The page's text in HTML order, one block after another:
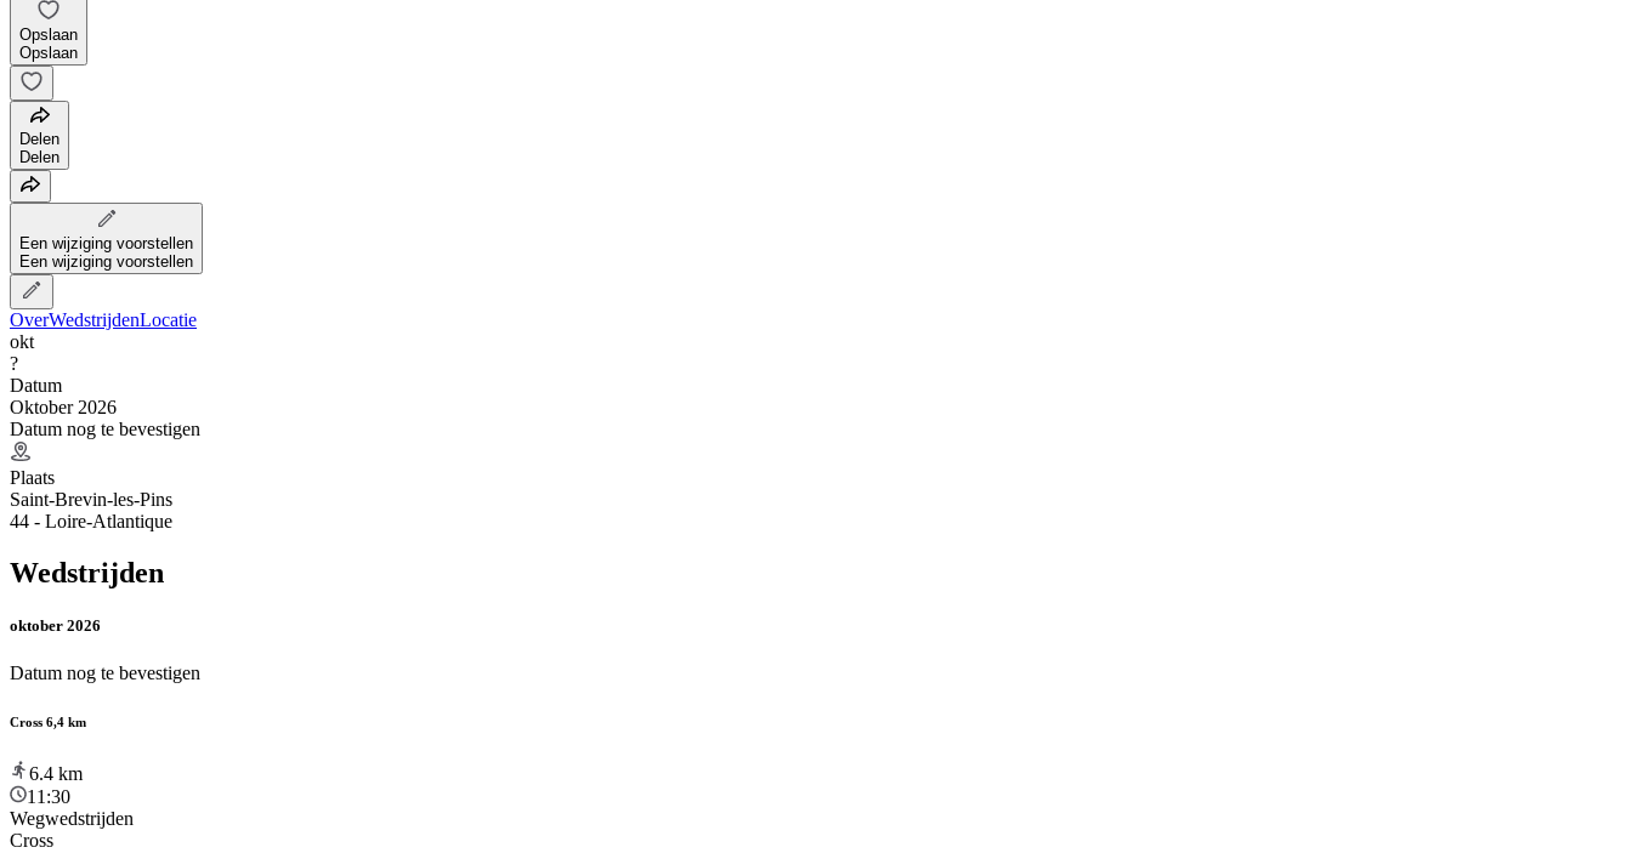
Opslaan
Opslaan
Delen
Delen
Een wijziging voorstellen
Een wijziging voorstellen
OverWedstrijdenLocatie
okt
?
Datum
Oktober 2026
Datum nog te bevestigen
Plaats
Saint-Brevin-les-Pins
44 - Loire-Atlantique
Wedstrijden
oktober 2026
Datum nog te bevestigen
Cross 6,4 km
6.4 km
11:30
Wegwedstrijden
Cross